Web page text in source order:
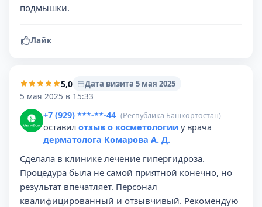
подмышки.
Лайк
5,0
Дата визита 5 мая 2025
5 мая 2025 в 15:33
+7 (929) ***-**-44 (Республика Башкортостан)
оставил отзыв о косметологии у врача
дерматолога Комарова А. Д.
Сделала в клинике лечение гипергидроза.
Процедура была не самой приятной конечно, но
результат впечатляет. Персонал
квалифицированный и отзывчивый. Рекомендую